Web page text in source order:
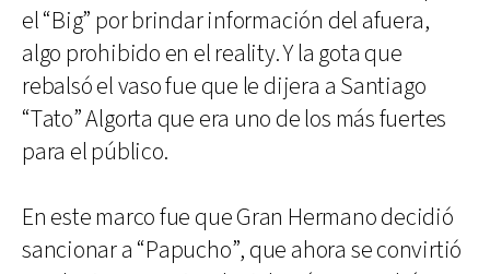
el “Big” por brindar información del afuera,
algo prohibido en el reality. Y la gota que
rebalsó el vaso fue que le dijera a Santiago
“Tato” Algorta que era uno de los más fuertes
para el público.
En este marco fue que Gran Hermano decidió
sancionar a “Papucho”, que ahora se convirtió